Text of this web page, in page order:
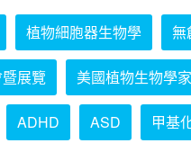
植物細胞器生物學 無
展覽 美國植物生物學
ADHD ASD 甲基